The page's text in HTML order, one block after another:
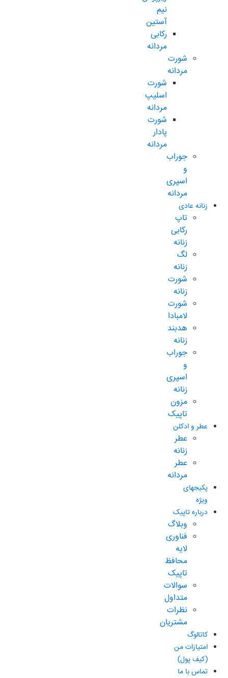
نیم
آستین
رکابی
مردانه
شورت
مردانه
شورت
اسلیپ
مردانه
شورت
پادار
مردانه
جوراب
و
اسپری
مردانه
زنانه عادی
تاپ
رکابی
زنانه
لگ
زنانه
شورت
زنانه
شورت
لامبادا
هدبند
زنانه
جوراب
و
اسپری
زنانه
مزون
تاپیک
عطر و ادکلن
عطر
زنانه
عطر
مردانه
پکیجهای
ویژه
درباره تاپیک
وبلاگ
فناوری
لایه
محافظ
تاپیک
سوالات
متداول
نظرات
مشتریان
کاتالوگ
امتیازات من
(کیف پول)
تماس با ما